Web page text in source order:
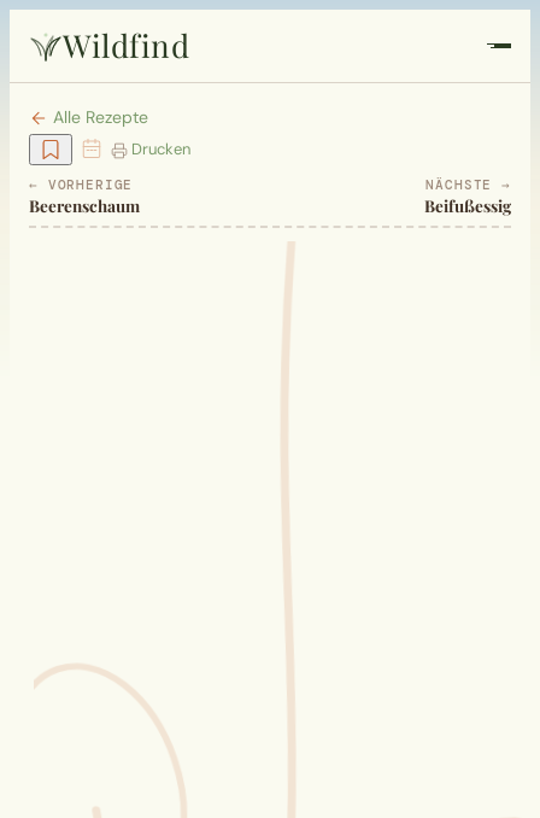
Wildfind
Startseite
Pflanzen
Blüten-Finder
Phänologie-Radar
Alle Rezepte
Drucken
← VORHERIGE
Beerenschaum
NÄCHSTE →
Beifußessig